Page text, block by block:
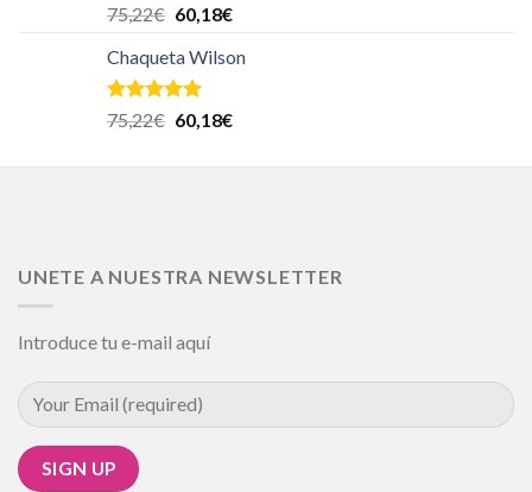
Valorado en
5.00
75,22€ 60,18€
Chaqueta Wilson
Valorado en
5.00
75,22€ 60,18€
UNETE A NUESTRA NEWSLETTER
Introduce tu e-mail aquí